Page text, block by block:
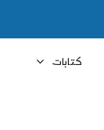
كتابات